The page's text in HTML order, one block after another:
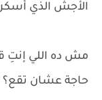
الأجش الذي
مش ده اللي إنتِ
حاجة عشان تقع؟